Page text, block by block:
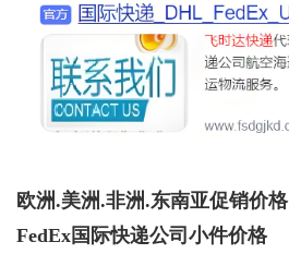
ar
欧洲.美洲.非洲.东南亚促销价格
FedEx国际快递公司小件价格